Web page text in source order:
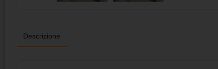
Descrizione